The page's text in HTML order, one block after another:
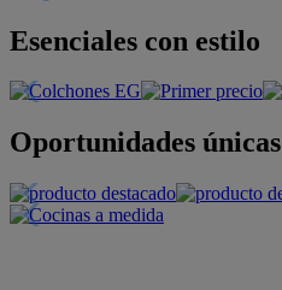
Esenciales con estilo
Oportunidades únicas